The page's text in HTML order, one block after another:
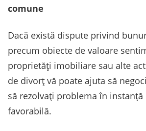
comune
Dacă există dispute privind
precum obiecte de valoare
proprietăți imobiliare sau alte
de divorț vă poate ajuta să
să rezolvați problema în
favorabilă.